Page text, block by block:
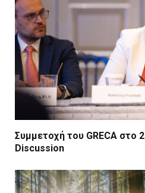
Συμμετοχή του GRECA στο
Discussion